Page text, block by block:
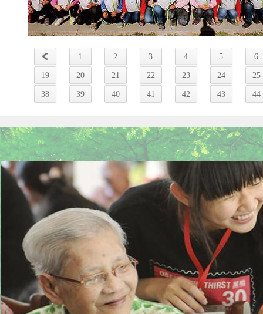
1 2 3 4 5 6
19 20 21 22 23 24 25
38 39 40 41 42 43 44